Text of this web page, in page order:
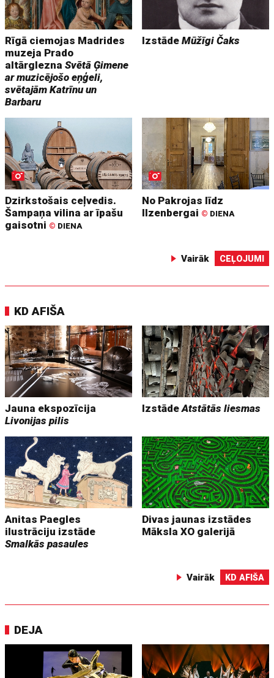
Rīgā ciemojas Madrides
muzeja Prado
altārgleznaSvētā Ģimene
ar muzicējošo eņģeli,
svētajām Katrīnu un
Barbaru
IzstādeMūžīgi Čaks
Dzirkstošais ceļvedis.
Šampaņa vilina ar īpašu
gaisotni © DIENA
No Pakrojas līdz
Ilzenbergai © DIENA
Vairāk CEĻOJUMI
KD AFIŠA
Jauna ekspozīcija
Livonijas pilis
IzstādeAtstātās liesmas
Anitas Paegles
ilustrāciju izstāde
Smalkās pasaules
Divas jaunas izstādes
Māksla XO galerijā
Vairāk KD AFIŠA
DEJA